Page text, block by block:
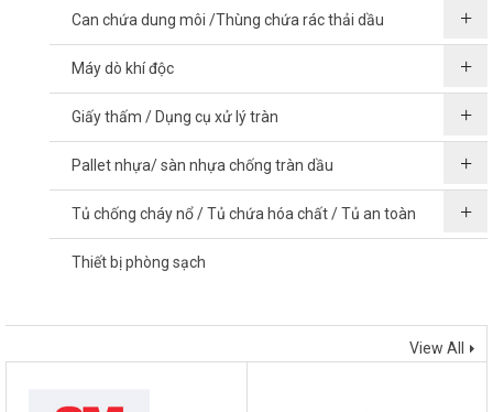
Can chứa dung môi /Thùng chứa rác thải dầu
Máy dò khí độc
Giấy thấm / Dụng cụ xử lý tràn
Pallet nhựa/ sàn nhựa chống tràn dầu
Tủ chống cháy nổ / Tủ chứa hóa chất / Tủ an toàn
Thiết bị phòng sạch
View All